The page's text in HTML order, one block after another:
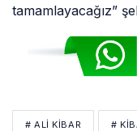
tamamlayacağız”
# ALI KIBAR #